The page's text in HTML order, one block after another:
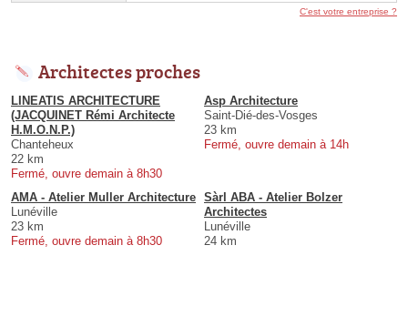
C'est votre entreprise ?
Architectes proches
LINEATIS ARCHITECTURE
(JACQUINET Rémi Architecte
H.M.O.N.P.)
Chanteheux
22 km
Fermé, ouvre demain à 8h30
Asp Architecture
Saint-Dié-des-Vosges
23 km
Fermé, ouvre demain à 14h
AMA - Atelier Muller Architecture
Lunéville
23 km
Fermé, ouvre demain à 8h30
Sàrl ABA - Atelier Bolzer
Architectes
Lunéville
24 km